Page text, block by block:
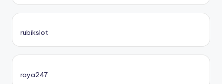
rubikslot
raya247